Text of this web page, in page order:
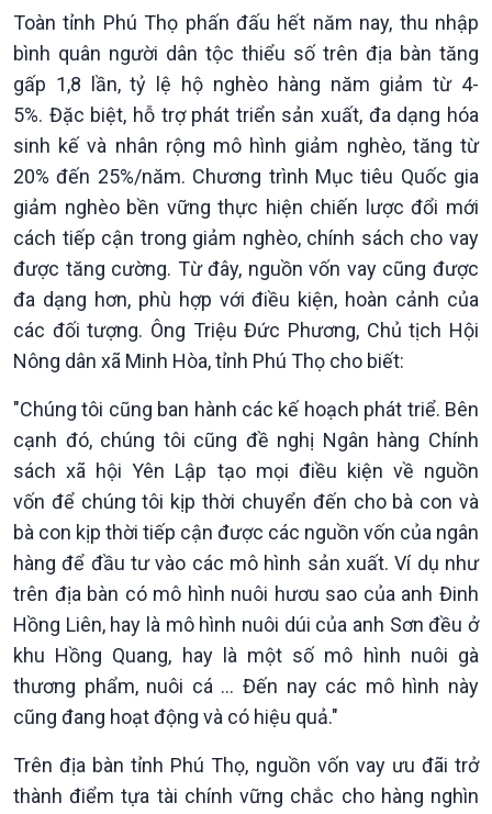
Xã hội
Tin Đời sống & Xã hội
360 độ Sức khỏe
Chuyển đổi Xanh
Tài nguyên và Môi trường
Chuyên gia của bạn
Xã hội chuyển động
Bước chân đến trường
Khoa học & Công nghệ
Tin Khoa học & Công nghệ
Kết nối công nghệ
Sống chung với biến đổi
khí hậu
Toàn tỉnh Phú Thọ phấn đấu hết năm nay, thu nhập
bình quân người dân tộc thiểu số trên địa bàn tăng
gấp 1,8 lần, tỷ lệ hộ nghèo hàng năm giảm từ 4-
5%. Đặc biệt, hỗ trợ phát triển sản xuất, đa dạng hóa
sinh kế và nhân rộng mô hình giảm nghèo, tăng từ
20% đến 25%/năm. Chương trình Mục tiêu Quốc gia
giảm nghèo bền vững thực hiện chiến lược đổi mới
cách tiếp cận trong giảm nghèo, chính sách cho vay
được tăng cường. Từ đây, nguồn vốn vay cũng được
đa dạng hơn, phù hợp với điều kiện, hoàn cảnh của
các đối tượng. Ông Triệu Đức Phương, Chủ tịch Hội
Nông dân xã Minh Hòa, tỉnh Phú Thọ cho biết:
"Chúng tôi cũng ban hành các kế hoạch phát triể. Bên
cạnh đó, chúng tôi cũng đề nghị Ngân hàng Chính
sách xã hội Yên Lập tạo mọi điều kiện về nguồn
vốn để chúng tôi kịp thời chuyển đến cho bà con và
bà con kịp thời tiếp cận được các nguồn vốn của ngân
hàng để đầu tư vào các mô hình sản xuất. Ví dụ như
trên địa bàn có mô hình nuôi hươu sao của anh Đinh
Hồng Liên, hay là mô hình nuôi dúi của anh Sơn đều ở
khu Hồng Quang, hay là một số mô hình nuôi gà
thương phẩm, nuôi cá … Đến nay các mô hình này
cũng đang hoạt động và có hiệu quả."
Trên địa bàn tỉnh Phú Thọ, nguồn vốn vay ưu đãi trở
thành điểm tựa tài chính vững chắc cho hàng nghìn